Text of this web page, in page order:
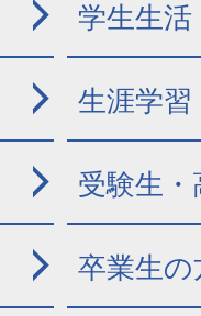
学生生活
生涯学習
受験生
卒業生の